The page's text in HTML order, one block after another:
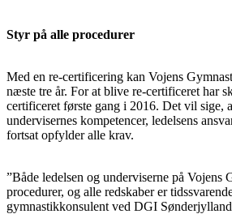
Styr på alle procedurer
Med en re-certificering kan Vojens
næste tre år. For at blive re-certificeret har
certificeret første gang i 2016. Det vil sige,
undervisernes kompetencer, ledelsens
fortsat opfylder alle krav.
”Både ledelsen og underviserne på
procedurer, og alle redskaber er
gymnastikkonsulent ved DGI